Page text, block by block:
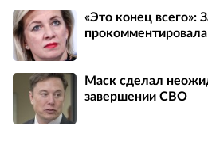
«Это конец всего»:
Маск сделал
завершении СВО